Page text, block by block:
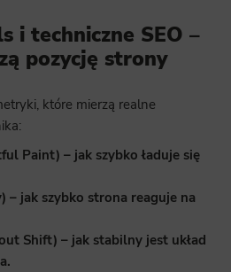
i techniczne SEO –
pozycję strony
które mierzą realne
Paint) – jak szybko ładuje się
– jak szybko strona reaguje na
Shift) – jak stabilny jest układ